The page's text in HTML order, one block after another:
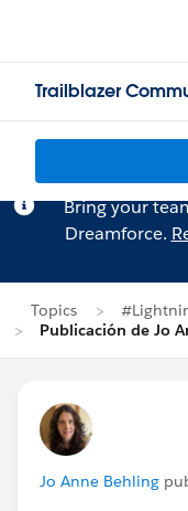
Trailblazer
Bring your
Dreamforce.
Topics
Publicación de Jo
Jo Anne Behling